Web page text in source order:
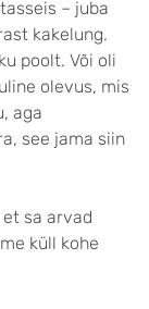
– juba
kakelung.
poolt. Või oli
olevus, mis
aga
see jama siin
sa arvad
küll kohe